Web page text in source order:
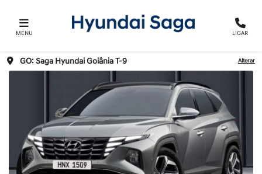
MENU LIGAR
GO: Saga Hyundai Goiânia T-9 Alterar